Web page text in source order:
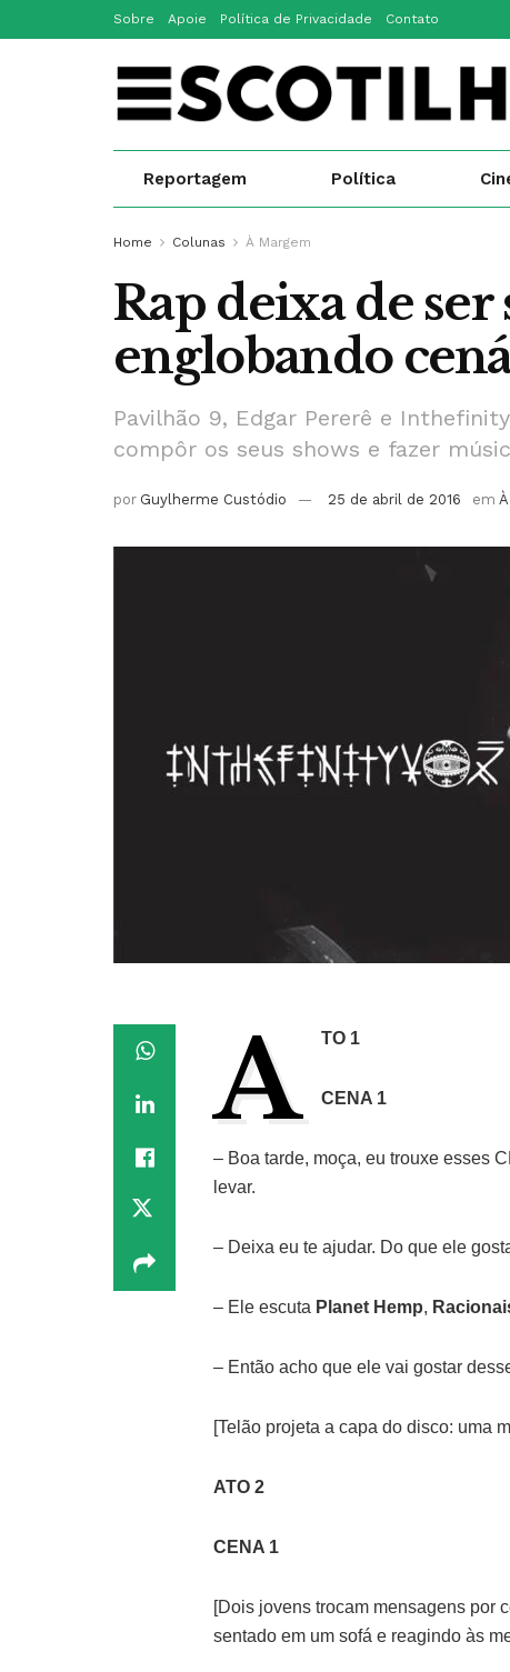
Sobre Apoie Política de Privacidade Contato
Reportagem Política
Home Colunas À Margem
Rap deixa de ser
englobando
Pavilhão 9, Edgar Pererê e
compôr os seus shows e fazer
por Guylherme Custódio 25 de abril de 2016 em
A TO 1
CENA 1
– Boa tarde, moça, eu trouxe esses
levar.
– Deixa eu te ajudar. Do que ele
– Ele escuta Planet Hemp,
– Então acho que ele vai gostar
[Telão projeta a capa do disco: uma
ATO 2
CENA 1
[Dois jovens trocam mensagens por
sentado em um sofá e reagindo às